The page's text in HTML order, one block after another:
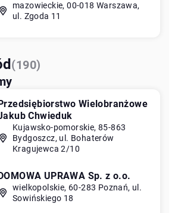
mazowieckie, 00-018 Warszawa,
ul. Zgoda 11
(190)
Wielobranżowe
Chwieduk
Kujawsko-pomorskie, 85-863
Bydgoszcz, ul. Bohaterów
Kragujewca 2/10
UPRAWA Sp. z o.o.
wielkopolskie, 60-283 Poznań, ul.
Sowińskiego 18